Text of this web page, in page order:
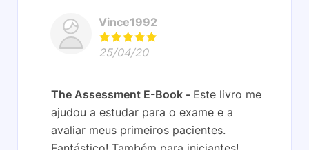
Vince1992
25/04/20
The Assessment E-Book
Este livro me
ajudou a estudar para o exame e a
avaliar meus primeiros pacientes.